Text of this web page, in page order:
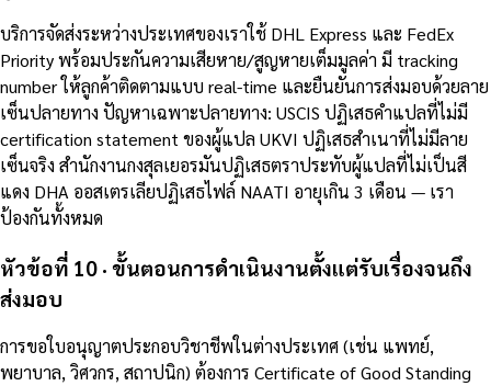
บริการจัดส่งระหว่างประเทศของเราใช้ DHL Express และ FedEx
Priority พร้อมประกันความเสียหาย/สูญหายเต็มมูลค่า มี tracking
number ให้ลูกค้าติดตามแบบ real-time และยืนยันการส่งมอบด้วยลาย
เซ็นปลายทาง ปัญหาเฉพาะปลายทาง: USCIS ปฏิเสธคำแปลที่ไม่มี
certification statement ของผู้แปล UKVI ปฏิเสธสำเนาที่ไม่มีลาย
เซ็นจริง สำนักงานกงสุลเยอรมันปฏิเสธตราประทับผู้แปลที่ไม่เป็นสี
แดง DHA ออสเตรเลียปฏิเสธไฟล์ NAATI อายุเกิน 3 เดือน — เรา
ป้องกันทั้งหมด
หัวข้อที่ 10 · ขั้นตอนการดำเนินงานตั้งแต่รับเรื่องจนถึง
ส่งมอบ
การขอใบอนุญาตประกอบวิชาชีพในต่างประเทศ (เช่น แพทย์,
พยาบาล, วิศวกร, สถาปนิก) ต้องการ Certificate of Good Standing